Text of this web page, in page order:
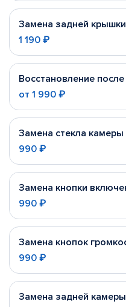
Замена задней крышки
1 190 ₽
Восстановление
от 1 990 ₽
Замена стекла камеры
990 ₽
Замена кнопки
990 ₽
Замена кнопок
990 ₽
Замена задней камеры